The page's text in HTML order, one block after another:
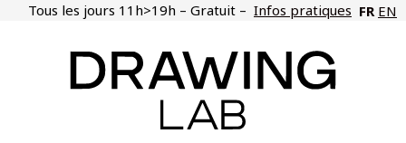
AllerTous les jours 11h>19h – Gratuit – Infos pratiques FR EN